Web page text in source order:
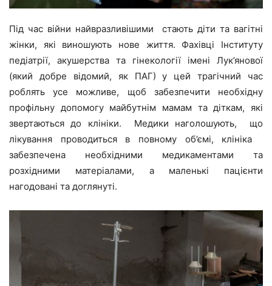
Під час війни найвразливішими стають діти та вагітні
жінки, які виношують нове життя. Фахівці Інституту
педіатрії, акушерства та гінекології імені Лук’янової
(який добре відомий, як ПАГ) у цей трагічний час
роблять усе можливе, щоб забезпечити необхідну
профільну допомогу майбутнім мамам та діткам, які
звертаються до клініки. Медики наголошують, що
лікування проводиться в повному об’ємі, клініка
забезпечена необхідними медикаментами та
розхідними матеріалами, а маленькі пацієнти
нагодовані та доглянуті.